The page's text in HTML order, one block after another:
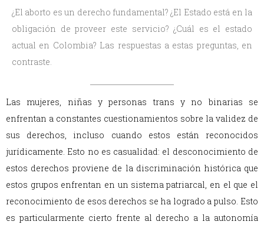
¿El aborto es un derecho fundamental? ¿El Estado está en la
obligación de proveer este servicio? ¿Cuál es el estado
actual en Colombia? Las respuestas a estas preguntas, en
contraste.
Las mujeres, niñas y personas trans y no binarias se
enfrentan a constantes cuestionamientos sobre la validez de
sus derechos, incluso cuando estos están reconocidos
jurídicamente. Esto no es casualidad: el desconocimiento de
estos derechos proviene de la discriminación histórica que
estos grupos enfrentan en un sistema patriarcal, en el que el
reconocimiento de esos derechos se ha logrado a pulso. Esto
es particularmente cierto frente al derecho a la autonomía